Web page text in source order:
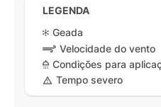
LEGENDA
Geada
Velocidade do vento
Condições para
Tempo severo